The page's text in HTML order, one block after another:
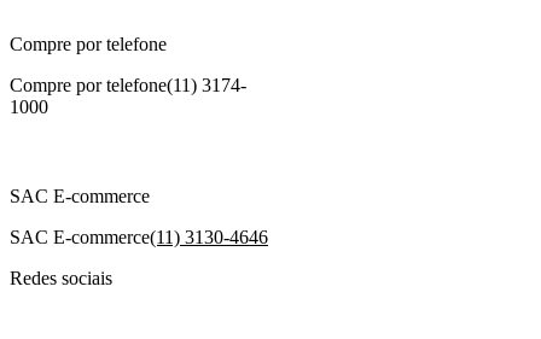
Compre por telefone
Compre por telefone(11) 3174-
1000
SAC E-commerce
SAC E-commerce(11) 3130-4646
Redes sociais